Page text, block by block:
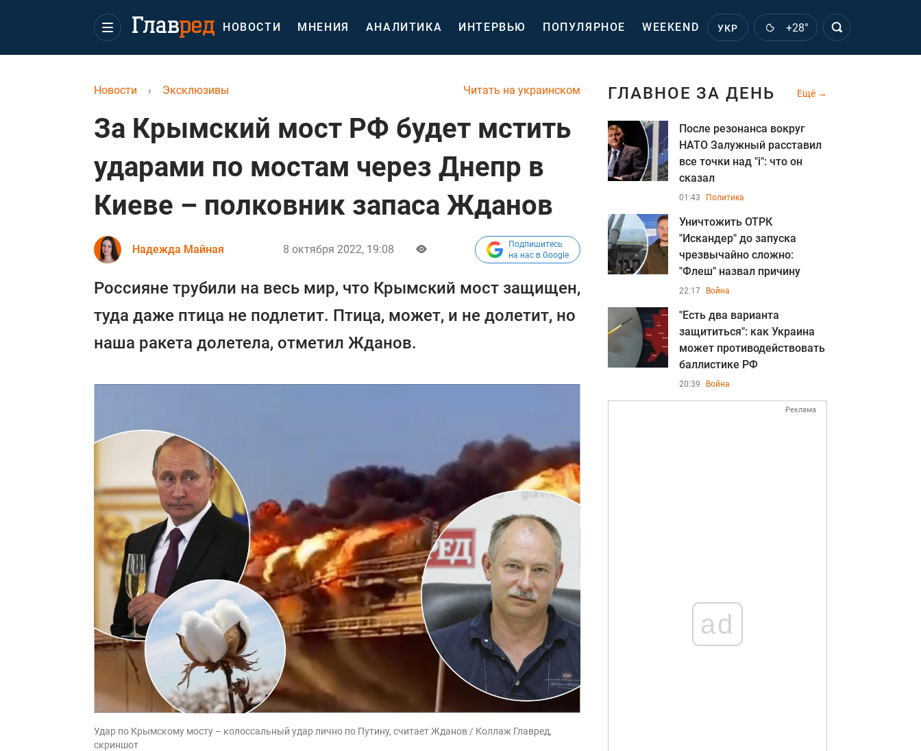
НОВОСТИ МНЕНИЯ АНАЛИТИКА ИНТЕРВЬЮ ПОПУЛЯРНОЕ WEEKEND УКР +28°
Читать на украинском
Новости › Эксклюзивы
За Крымский мост РФ будет мстить
ударами по мостам через Днепр в
Киеве – полковник запаса Жданов
Надежда Майная 8 октября 2022, 19:08
Подпишитесь
на нас в Google
Россияне трубили на весь мир, что Крымский мост защищен,
туда даже птица не подлетит. Птица, может, и не долетит, но
наша ракета долетела, отметил Жданов.
Удар по Крымскому мосту – колоссальный удар лично по Путину, считает Жданов / Коллаж Главред,
скриншот
ГЛАВНОЕ ЗА ДЕНЬ Ещё
После резонанса вокруг
НАТО Залужный расставил
все точки над "i": что он
сказал
01:43 Политика
Уничтожить ОТРК
"Искандер" до запуска
чрезвычайно сложно:
"Флеш" назвал причину
22:17 Война
"Есть два варианта
защититься": как Украина
может противодействовать
баллистике РФ
20:39 Война
Реклама
ad